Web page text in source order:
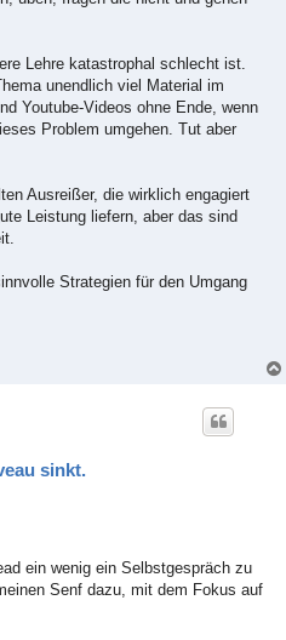
Lehre katastrophal schlecht ist.
unendlich viel Material im
Youtube-Videos ohne Ende, wenn
Problem umgehen. Tut aber
Ausreißer, die wirklich engagiert
Leistung liefern, aber das sind
Strategien für den Umgang
sinkt.
ein wenig ein Selbstgespräch zu
Senf dazu, mit dem Fokus auf